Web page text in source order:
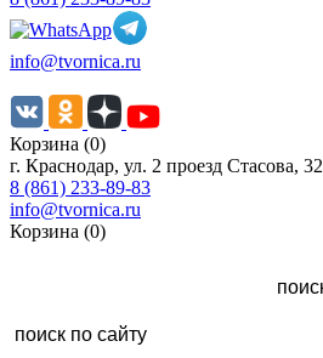
info@tvornica.ru
Корзина (0)
г. Краснодар, ул. 2 проезд Стасова, 32
8 (861) 233-89-83
info@tvornica.ru
Корзина (0)